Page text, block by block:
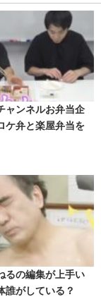
リーフ団」のビ
モーリーオン
ら先行販売され
全５種 高さ約
ャンネルお弁当企
ケ弁と楽屋弁当を
るの編集が上手い
誰がしている？